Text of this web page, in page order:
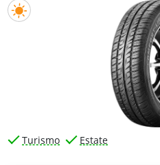
Turismo Estate